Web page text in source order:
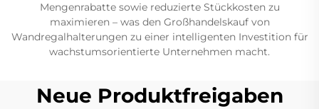
Mengenrabatte sowie reduzierte Stückkosten zu
maximieren – was den Großhandelskauf von
Wandregalhalterungen zu einer intelligenten Investition für
wachstumsorientierte Unternehmen macht.
Neue Produktfreigaben